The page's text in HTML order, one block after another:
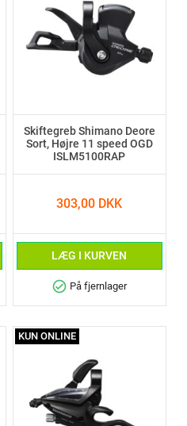
Skiftegreb Shimano Deore
Sort, Højre 11 speed OGD
ISLM5100RAP
303,00 DKK
LÆG I KURVEN
check_circle På fjernlager
KUN ONLINE